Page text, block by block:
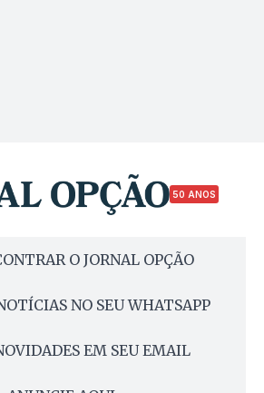
50 ANOS
O JORNAL OPÇÃO
NO SEU WHATSAPP
EM SEU EMAIL